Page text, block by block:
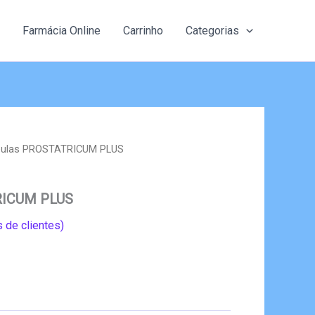
Farmácia Online Carrinho Categorias
PROSTATRICUM PLUS
PLUS
de clientes)